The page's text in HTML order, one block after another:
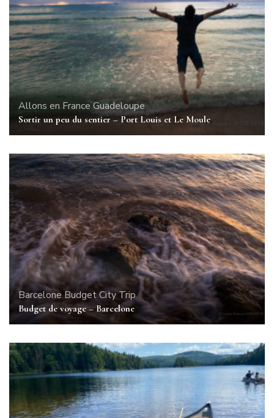
Allons en FranceGuadeloupe
Sortir un peu du sentier – Port Louis et Le Moule
Barcelone BudgetCity Trip
Budget de voyage – Barcelone